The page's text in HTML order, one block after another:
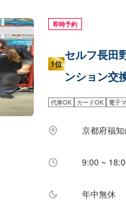
即時予約
1位
セルフ長田
ンション交
代車OK カードOK 電子
京都府福
9:00 ~
年中無休